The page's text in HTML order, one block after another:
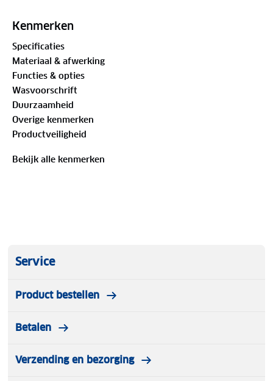
gevoerd.
Kenmerken
Specificaties
Materiaal & afwerking
Functies & opties
Wasvoorschrift
Duurzaamheid
Overige kenmerken
Productveiligheid
Bekijk alle kenmerken
Service
Product bestellen
Betalen
Verzending en bezorging